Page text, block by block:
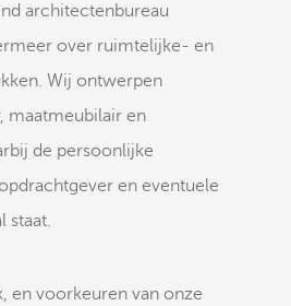
architectenbureau
over ruimtelijke- en
Wij ontwerpen
maatmeubilair en
de persoonlijke
en eventuele
staat.
en voorkeuren van onze